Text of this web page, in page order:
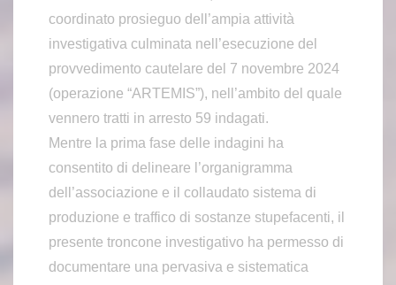
coordinato prosieguo dell’ampia attività
investigativa culminata nell’esecuzione del
provvedimento cautelare del 7 novembre 2024
(operazione “ARTEMIS”), nell’ambito del quale
vennero tratti in arresto 59 indagati.
Mentre la prima fase delle indagini ha
consentito di delineare l’organigramma
dell’associazione e il collaudato sistema di
produzione e traffico di sostanze stupefacenti, il
presente troncone investigativo ha permesso di
documentare una pervasiva e sistematica